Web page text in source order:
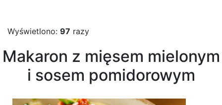
Wyświetlono: 97 razy
Makaron z mięsem mielonym
i sosem pomidorowym